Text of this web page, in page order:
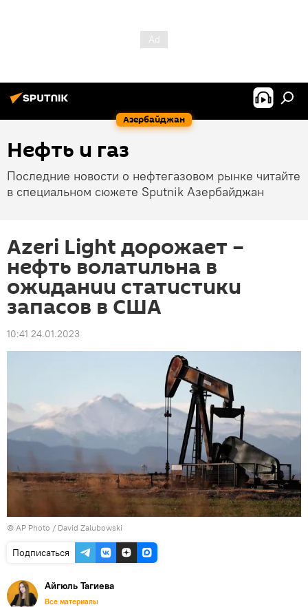
Азербайджан
Нефть и газ
Последние новости о нефтегазовом рынке читайте
в специальном сюжете Sputnik Азербайджан
Azeri Light дорожает –
нефть волатильна в
ожидании статистики
запасов в США
10:41 24.01.2023
© AP Photo / David Zalubowski
Подписаться
Айгюль Тагиева
Все материалы